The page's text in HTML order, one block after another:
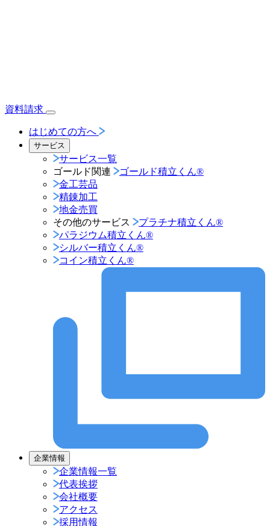
資料請求
はじめての方へ
サービス
サービス一覧
ゴールド関連
ゴールド積立くん®︎
金工芸品
精錬加工
地金売買
その他のサービス
プラチナ積立くん®︎
パラジウム積立くん®︎
シルバー積立くん®︎
コイン積立くん®︎
企業情報
企業情報一覧
代表挨拶
会社概要
アクセス
採用情報